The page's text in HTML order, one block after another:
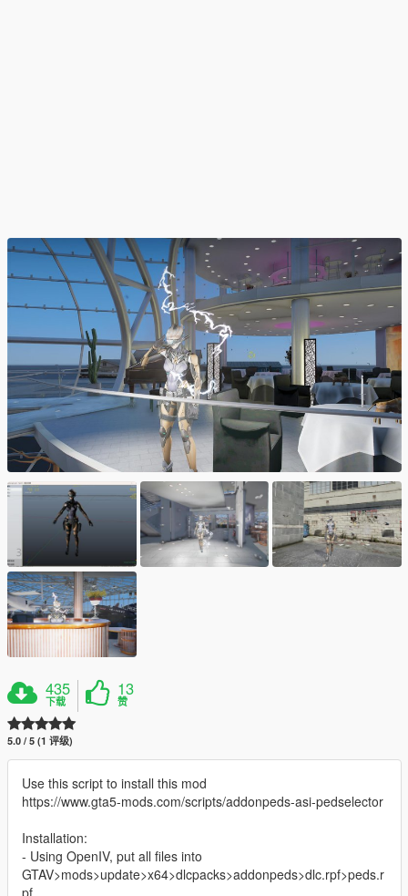
435
下载
13
赞
5.0 / 5 (1 评级)
Use this script to install this mod
https://www.gta5-mods.com/scripts/addonpeds-asi-pedselector
Installation:
- Using OpenIV, put all files into
GTAV>mods>update>x64>dlcpacks>addonpeds>dlc.rpf>peds.r